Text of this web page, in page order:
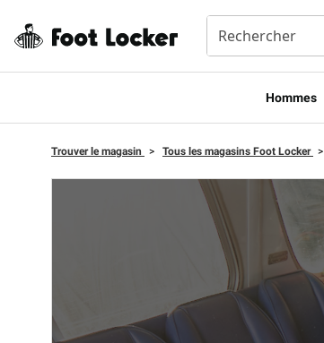
Hommes​
Trouver le magasin > Tous les magasins Foot Locker >